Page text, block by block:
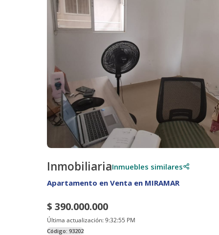
InmobiliariaInmuebles similares
Apartamento en Venta en MIRAMAR
$ 390.000.000
Última actualización:9:32:55 PM
Código: 93202